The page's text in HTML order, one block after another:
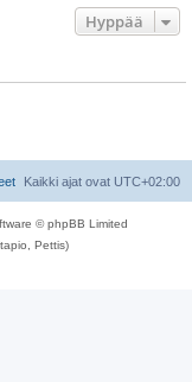
Hyppää
Kaikki ajat ovat UTC+02:00
© phpBB Limited
Pettis)